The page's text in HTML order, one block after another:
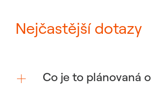
Nejčastější dotazy
Co je to plánovaná